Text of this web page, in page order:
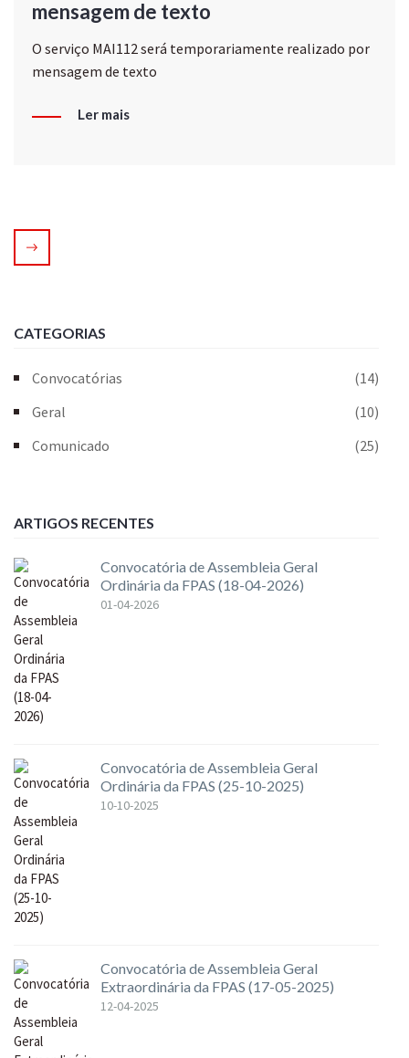
mensagem de texto
O serviço MAI112 será temporariamente realizado por
mensagem de texto
Ler mais
CATEGORIAS
Convocatórias
(14)
Geral
(10)
Comunicado
(25)
ARTIGOS RECENTES
Convocatória de Assembleia Geral
Ordinária da FPAS (18-04-2026)
01-04-2026
Convocatória de Assembleia Geral
Ordinária da FPAS (25-10-2025)
10-10-2025
Convocatória de Assembleia Geral
Extraordinária da FPAS (17-05-2025)
12-04-2025